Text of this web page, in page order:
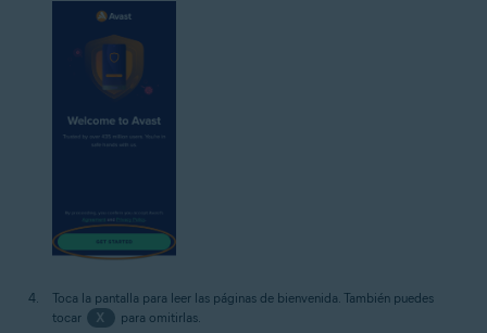
Toca la pantalla para leer las páginas de bienvenida. También puedes
tocar
X para omitirlas.